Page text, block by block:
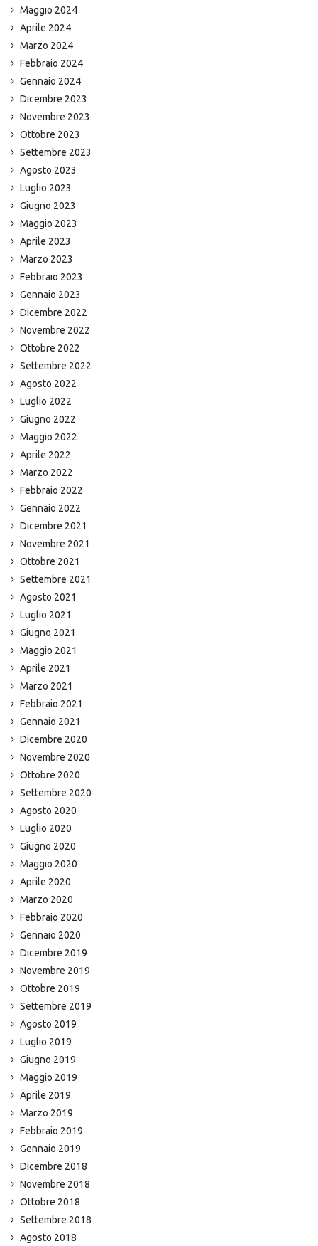
Maggio 2024
Aprile 2024
Marzo 2024
Febbraio 2024
Gennaio 2024
Dicembre 2023
Novembre 2023
Ottobre 2023
Settembre 2023
Agosto 2023
Luglio 2023
Giugno 2023
Maggio 2023
Aprile 2023
Marzo 2023
Febbraio 2023
Gennaio 2023
Dicembre 2022
Novembre 2022
Ottobre 2022
Settembre 2022
Agosto 2022
Luglio 2022
Giugno 2022
Maggio 2022
Aprile 2022
Marzo 2022
Febbraio 2022
Gennaio 2022
Dicembre 2021
Novembre 2021
Ottobre 2021
Settembre 2021
Agosto 2021
Luglio 2021
Giugno 2021
Maggio 2021
Aprile 2021
Marzo 2021
Febbraio 2021
Gennaio 2021
Dicembre 2020
Novembre 2020
Ottobre 2020
Settembre 2020
Agosto 2020
Luglio 2020
Giugno 2020
Maggio 2020
Aprile 2020
Marzo 2020
Febbraio 2020
Gennaio 2020
Dicembre 2019
Novembre 2019
Ottobre 2019
Settembre 2019
Agosto 2019
Luglio 2019
Giugno 2019
Maggio 2019
Aprile 2019
Marzo 2019
Febbraio 2019
Gennaio 2019
Dicembre 2018
Novembre 2018
Ottobre 2018
Settembre 2018
Agosto 2018